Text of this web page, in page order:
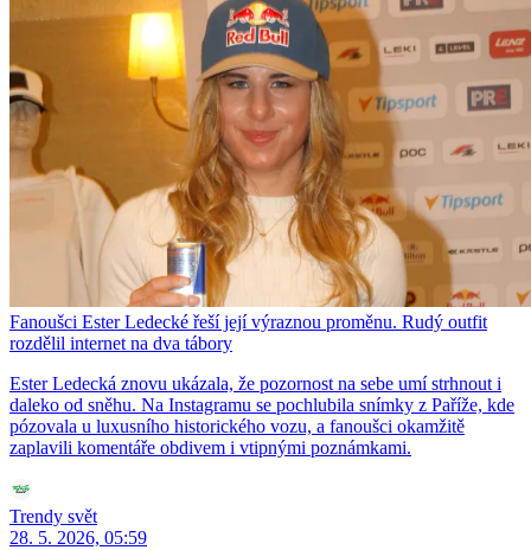
Fanoušci Ester Ledecké řeší její výraznou proměnu. Rudý outfit
rozdělil internet na dva tábory
Ester Ledecká znovu ukázala, že pozornost na sebe umí strhnout i
daleko od sněhu. Na Instagramu se pochlubila snímky z Paříže, kde
pózovala u luxusního historického vozu, a fanoušci okamžitě
zaplavili komentáře obdivem i vtipnými poznámkami.
Trendy svět
28. 5. 2026, 05:59